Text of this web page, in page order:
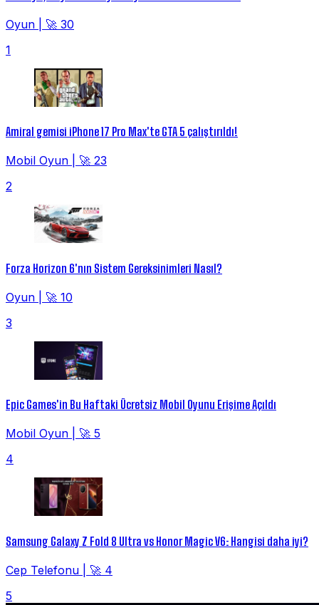
Oyun
🚀 30
1
Amiral gemisi iPhone 17 Pro Max'te GTA 5 çalıştırıldı!
Mobil Oyun
🚀 23
2
Forza Horizon 6'nın Sistem Gereksinimleri Nasıl?
Oyun
🚀 10
3
Epic Games'in Bu Haftaki Ücretsiz Mobil Oyunu Erişime Açıldı
Mobil Oyun
🚀 5
4
Samsung Galaxy Z Fold 8 Ultra vs Honor Magic V6: Hangisi daha iyi?
Cep Telefonu
🚀 4
5